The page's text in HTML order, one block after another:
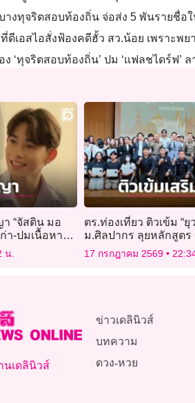
างทุจริตสอบท้องถิ่น จ่อส่ง 5 พันรายชื่อ
ที่ดีเอสไอสั่งฟ้องคดีฮั้ว สว.น้อย เพราะพ
ง ‘ทุจริตสอบท้องถิ่น’ ปม ‘แฟลชไดร์ฟ’ ล
“จัสติน มอ
า-ปมเนื้อหา
น.
ตร.ท่องเที่ยว ติวเข้ม “ยุ
ม.ศิลปากร ลุยหลักสูตร
ปิด-ป้องกัน” รับมือภัยฉุก
17 กรกฎาคม 2569
นเดลินิวส์
ข่าวเดลินิวส์
บทความ
ดวง-หวย